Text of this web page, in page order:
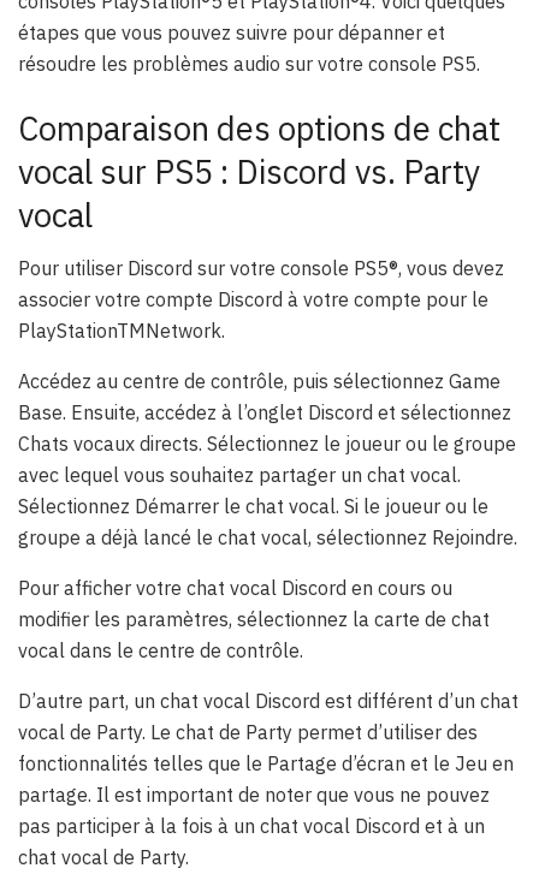
étapes que vous pouvez suivre pour dépanner et
résoudre les problèmes audio sur votre console PS5.
Comparaison des options de chat
vocal sur PS5 : Discord vs. Party
vocal
Pour utiliser Discord sur votre console PS5®, vous devez
associer votre compte Discord à votre compte pour le
PlayStationTMNetwork.
Accédez au centre de contrôle, puis sélectionnez Game
Base. Ensuite, accédez à l’onglet Discord et sélectionnez
Chats vocaux directs. Sélectionnez le joueur ou le groupe
avec lequel vous souhaitez partager un chat vocal.
Sélectionnez Démarrer le chat vocal. Si le joueur ou le
groupe a déjà lancé le chat vocal, sélectionnez Rejoindre.
Pour afficher votre chat vocal Discord en cours ou
modifier les paramètres, sélectionnez la carte de chat
vocal dans le centre de contrôle.
D’autre part, un chat vocal Discord est différent d’un chat
vocal de Party. Le chat de Party permet d’utiliser des
fonctionnalités telles que le Partage d’écran et le Jeu en
partage. Il est important de noter que vous ne pouvez
pas participer à la fois à un chat vocal Discord et à un
chat vocal de Party.